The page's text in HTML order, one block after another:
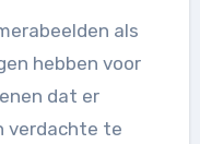
als
hebben voor
dat er
verdachte te